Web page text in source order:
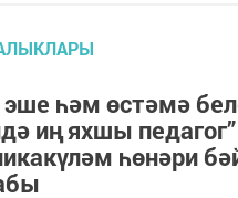
эше һәм өстәмә
иң яхшы педагог”
һөнәри